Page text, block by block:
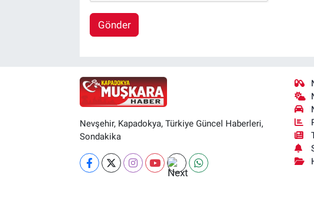
Gönder
Nevşehir, Kapadokya, Türkiye Güncel Haberleri,
Sondakika